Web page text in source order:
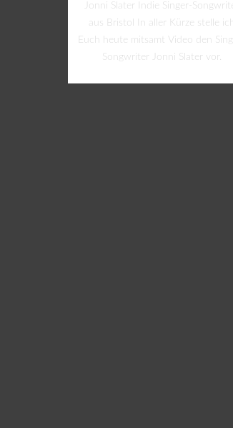
Jonni Slater Indie Singer-
aus Bristol In aller Kürze stelle ich
Euch heute mitsamt Video den
Songwriter Jonni Slater vor.